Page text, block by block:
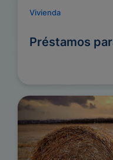
Vivienda
Préstamos